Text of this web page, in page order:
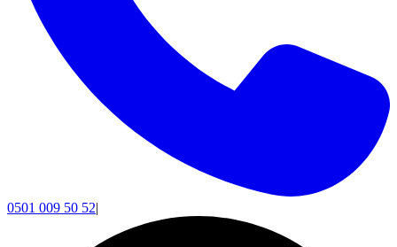
0501 009 50 52|